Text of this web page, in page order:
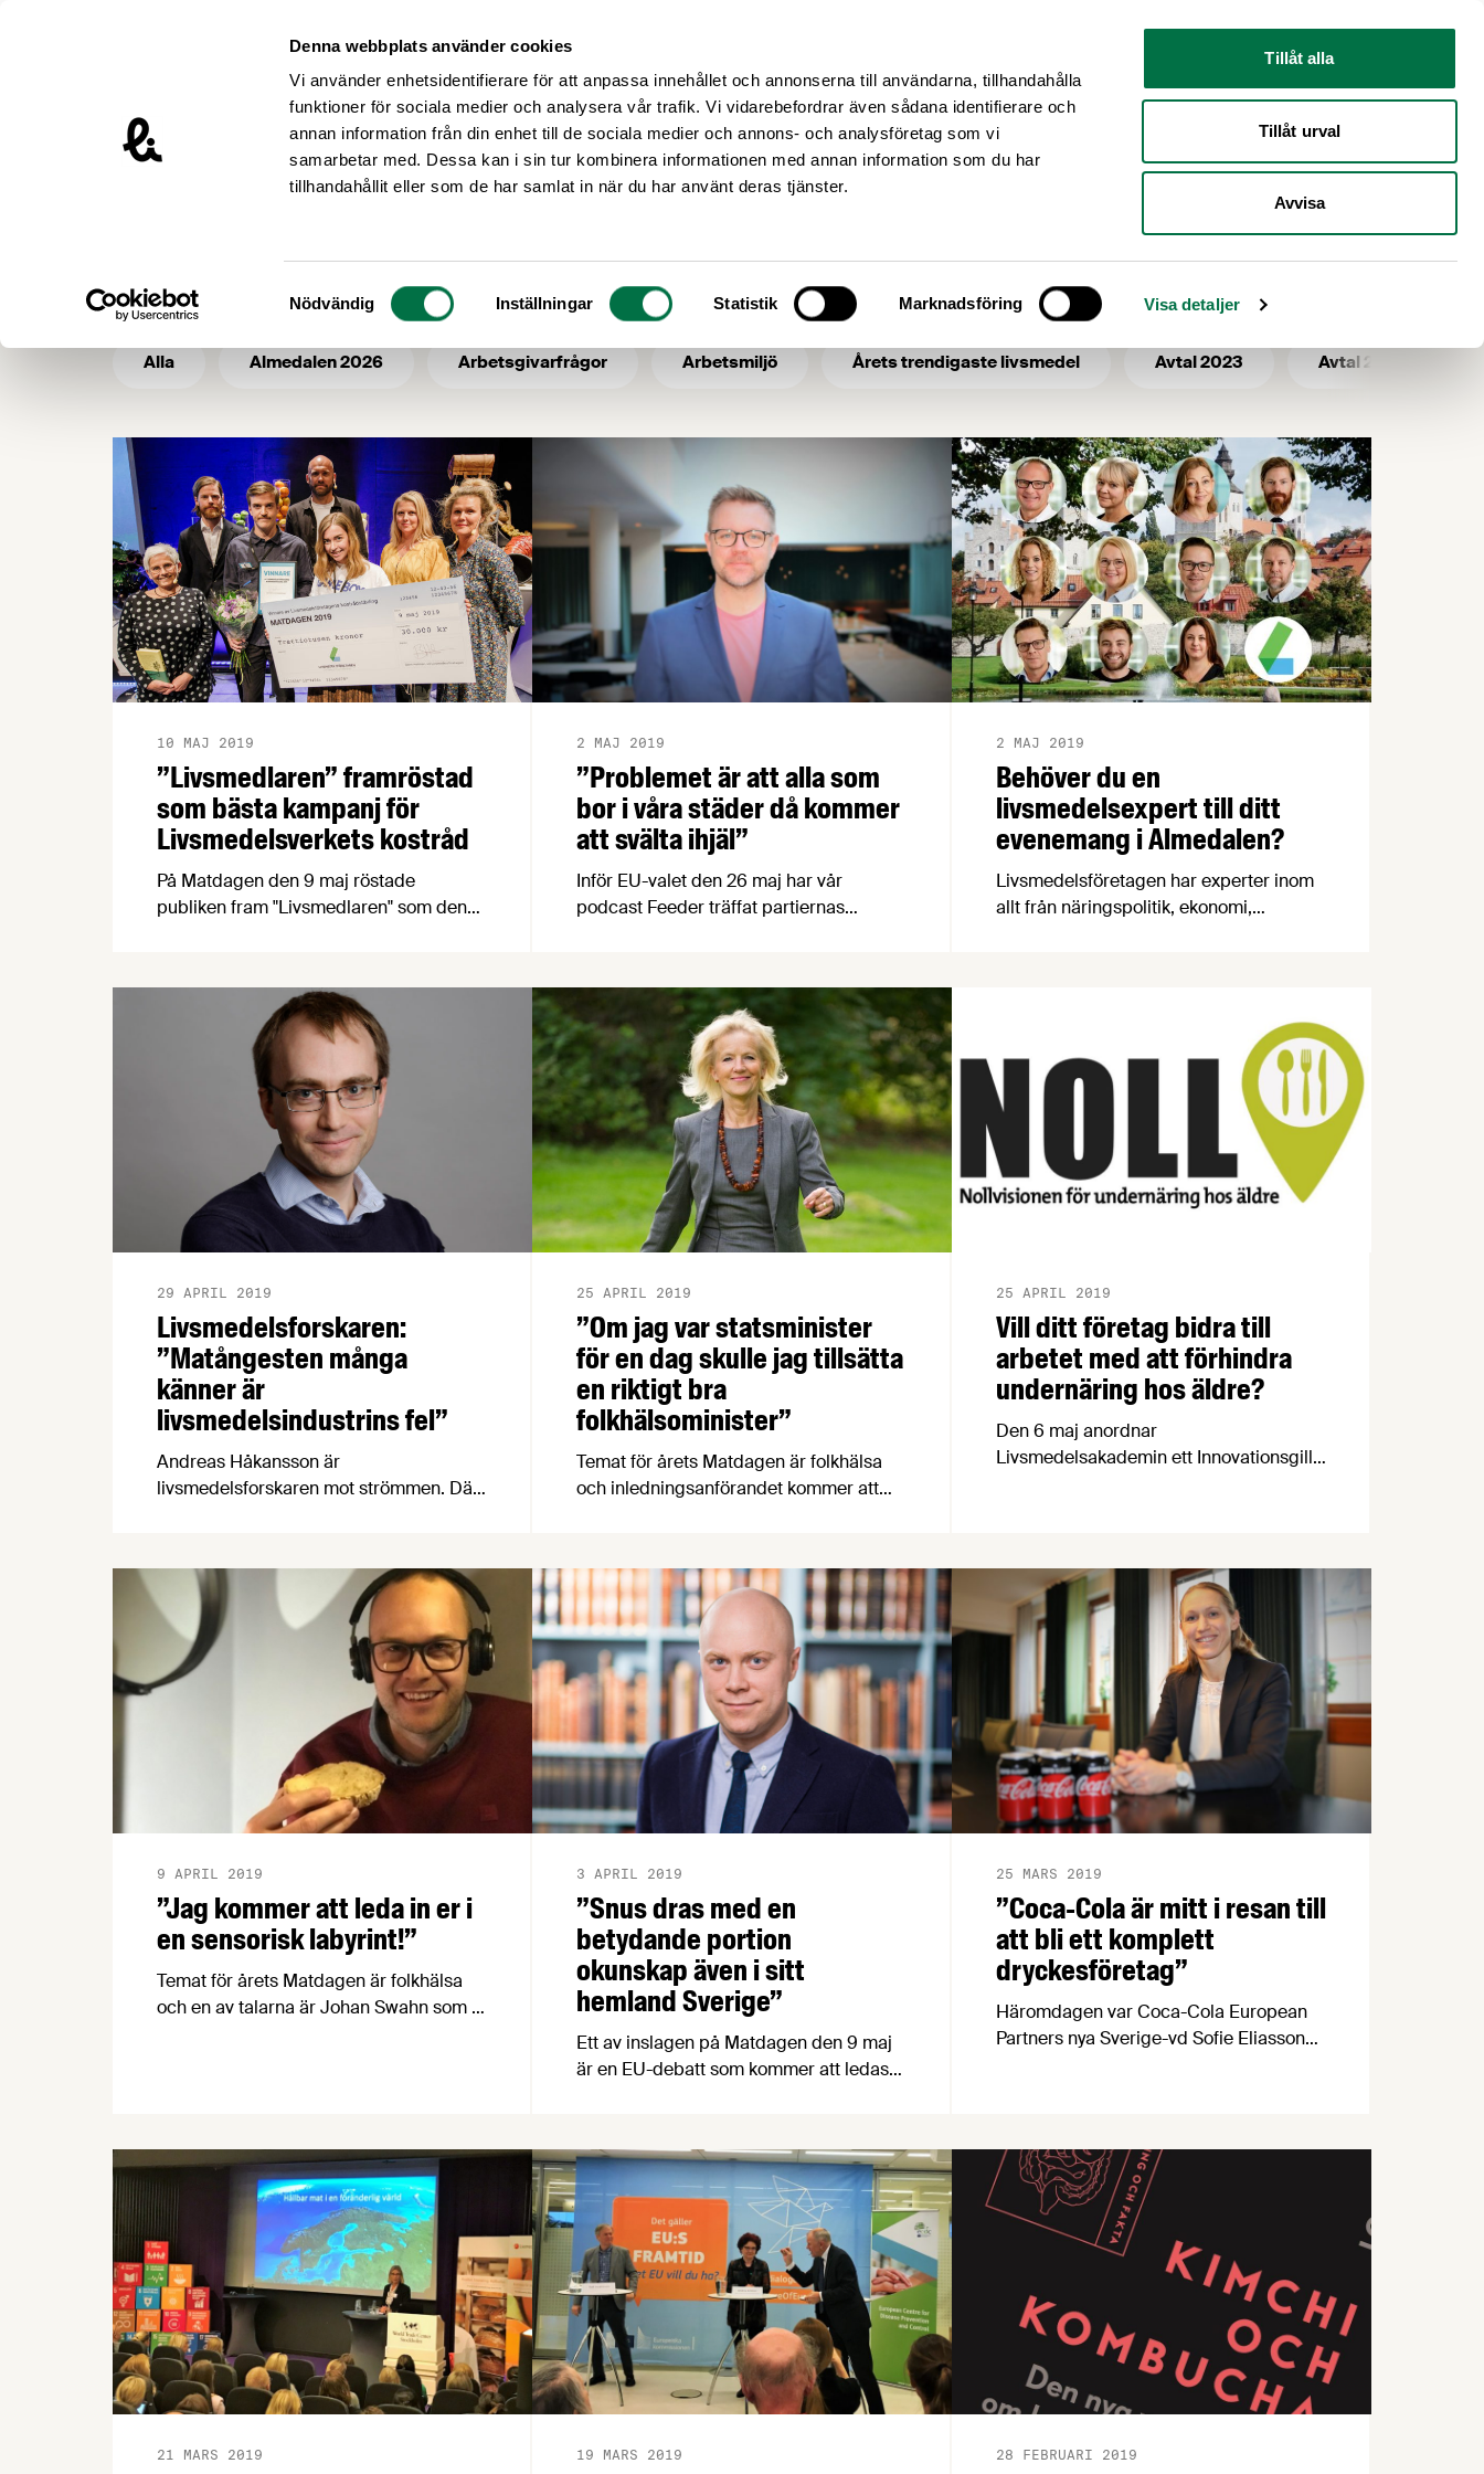
Denna webbplats använder cookies
Vi använder enhetsidentifierare för att anpassa innehållet och annonserna till användarna, tillhandahålla
funktioner för sociala medier och analysera vår trafik. Vi vidarebefordrar även sådana identifierare och
annan information från din enhet till de sociala medier och annons- och analysföretag som vi
samarbetar med. Dessa kan i sin tur kombinera informationen med annan information som du har
tillhandahållit eller som de har samlat in när du har använt deras tjänster.
Samtyckesval
Nödvändig Inställningar Statistik Marknadsföring Visa detaljer
Tillåt alla
Tillåt urval
Avvisa
Livsmedelsföretagen – till startsidan
Livsmedelsföretagen / Mat och hälsa
Mat och hälsa
Alla Almedalen 2026 Arbetsgivarfrågor Arbetsmiljö Årets trendigaste livsmedel Avtal 2023 Avtal 2025
”Livsmedlaren” framröstad
som bästa kampanj för
Livsmedelsverkets kostråd
10 MAJ 2019
På Matdagen den 9 maj röstade
publiken fram "Livsmedlaren" som den
fyra elevlag från reklamskolorna Berghs
och Hyper Island mot varandra. Det
vinnande laget tog förutom äran hem en
prischeck på 30 000 kr.
”Problemet är att alla som
bor i våra städer då kommer
att svälta ihjäl”
2 MAJ 2019
Inför EU-valet den 26 maj har vår
podcast Feeder träffat partiernas
inte håller igen när han ger sin syn på
romantiseringen av småskaligt jordbruk,
det egna partiets valslogan, (o)nyttan av
EU-delegationer, nationella regler,
Trump-ängslighet, snusförbud och
mycket mer. Fredrick kommer även att
medverka i EU-debatten på Matdagen
den 9 maj.
Behöver du en
livsmedelsexpert till ditt
evenemang i Almedalen?
2 MAJ 2019
Livsmedelsföretagen har experter inom
allt från näringspolitik, ekonomi,
livsmedel, livsmedelsindustrin och
företagande. Hör av dig!
Livsmedelsforskaren:
”Matångesten många
känner är
livsmedelsindustrins fel”
29 APRIL 2019
Andreas Håkansson är
livsmedelsforskaren mot strömmen. Där
sakligt och faktabaserat fördelarna med
storskalig livsmedelsproduktion. Han är
aktuell med boken "Mat, myter och
maskiner" och på Matdagen den 9 maj
kommer han att medverka i
panelsamtalet "Fritt från matångest". Läs
vår intervju med Andreas och få ett
smakprov av hans nya bok!
”Om jag var statsminister
för en dag skulle jag tillsätta
en riktigt bra
folkhälsominister”
25 APRIL 2019
Temat för årets Matdagen är folkhälsa
och inledningsanförandet kommer att
Hellénius. Vi fick tillfälle att intervjua Mai-
Lis om varför hon inriktade sig på
livsstilsmedicin, vilka hälsofaktorer det
pratas för lite om, vad
livsmedelsindustrin kan göra för
folkhälsan och mer.
Vill ditt företag bidra till
arbetet med att förhindra
undernäring hos äldre?
25 APRIL 2019
Den 6 maj anordnar
Livsmedelsakademin ett Innovationsgille
med livsmedelsbranschen arbetar
Livsmedelsakademin nu med att ta fram
en strategi för en nationell nollvision för
undernäring hos äldre, och man ser
gärna att fler företag ansluter.
”Jag kommer att leda in er i
en sensorisk labyrint!”
9 APRIL 2019
Temat för årets Matdagen är folkhälsa
och en av talarna är Johan Swahn som är
vad är det för experiment Johan ska
utsätta oss för på Matdagen?
”Snus dras med en
betydande portion
okunskap även i sitt
hemland Sverige”
3 APRIL 2019
Ett av inslagen på Matdagen den 9 maj
är en EU-debatt som kommer att ledas
på Livsmedelsföretagen och sedan mars
i år har han samma titel på Swedish
Match. Vi ställde fem snabba till Fredrik
om hans nya jobb, snus och folkhälsa,
EU:s snusförbud och upplägget inför
debatten.
”Coca-Cola är mitt i resan till
att bli ett komplett
dryckesföretag”
25 MARS 2019
Häromdagen var Coca-Cola European
Partners nya Sverige-vd Sofie Eliasson
tid som vd, företagets hållbarhetsarbete,
hur man jobbar med sockerfrågan,
dryckesjättens första nya burkmodell på
47 år och mer.
21 MARS 2019 19 MARS 2019 28 FEBRUARI 2019